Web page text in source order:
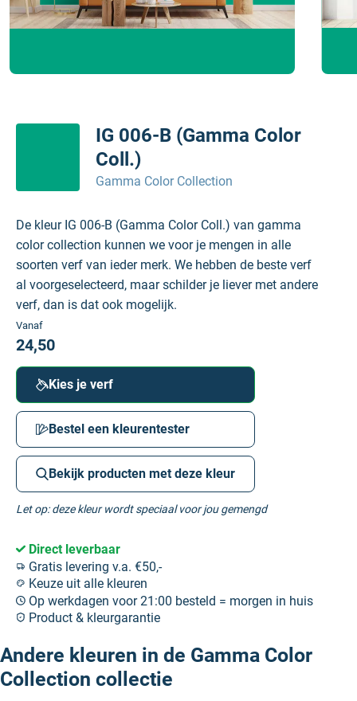
IG 006-B (Gamma Color
Coll.)
Gamma Color Collection
De kleur IG 006-B (Gamma Color Coll.) van gamma
color collection kunnen we voor je mengen in alle
soorten verf van ieder merk. We hebben de beste verf
al voorgeselecteerd, maar schilder je liever met andere
verf, dan is dat ook mogelijk.
Vanaf
24,50
Kies je verf
Bestel een kleurentester
Bekijk producten met deze kleur
Let op: deze kleur wordt speciaal voor jou gemengd
Direct leverbaar
Gratis levering v.a. €50,-
Keuze uit alle kleuren
Op werkdagen voor 21:00 besteld = morgen in huis
Product & kleurgarantie
Andere kleuren in de Gamma Color
Collection collectie